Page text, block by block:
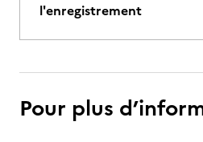
l'enregistrement
Pour plus